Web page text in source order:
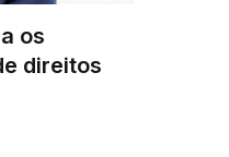
os
direitos